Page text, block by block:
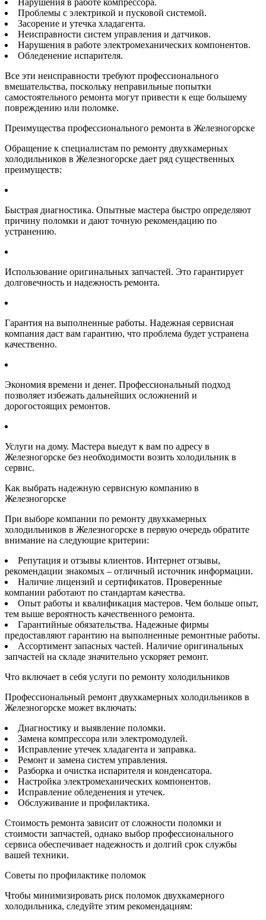
Проблемы с электрикой и пусковой системой.
Засорение и утечка хладагента.
Неисправности систем управления и датчиков.
Нарушения в работе электромеханических компонентов.
Обледенение испарителя.
Все эти неисправности требуют профессионального
вмешательства, поскольку неправильные попытки
самостоятельного ремонта могут привести к еще большему
повреждению или поломке.
Преимущества профессионального ремонта в Железногорске
Обращение к специалистам по ремонту двухкамерных
холодильников в Железногорске дает ряд существенных
преимуществ:
Быстрая диагностика. Опытные мастера быстро определяют
причину поломки и дают точную рекомендацию по
устранению.
Использование оригинальных запчастей. Это гарантирует
долговечность и надежность ремонта.
Гарантия на выполненные работы. Надежная сервисная
компания даст вам гарантию, что проблема будет устранена
качественно.
Экономия времени и денег. Профессиональный подход
позволяет избежать дальнейших осложнений и
дорогостоящих ремонтов.
Услуги на дому. Мастера выедут к вам по адресу в
Железногорске без необходимости возить холодильник в
сервис.
Как выбрать надежную сервисную компанию в
Железногорске
При выборе компании по ремонту двухкамерных
холодильников в Железногорске в первую очередь обратите
внимание на следующие критерии:
Репутация и отзывы клиентов. Интернет отзывы,
рекомендации знакомых – отличный источник информации.
Наличие лицензий и сертификатов. Проверенные
компании работают по стандартам качества.
Опыт работы и квалификация мастеров. Чем больше опыт,
тем выше вероятность качественного ремонта.
Гарантийные обязательства. Надежные фирмы
предоставляют гарантию на выполненные ремонтные работы.
Ассортимент запасных частей. Наличие оригинальных
запчастей на складе значительно ускоряет ремонт.
Что включает в себя услуги по ремонту холодильников
Профессиональный ремонт двухкамерных холодильников в
Железногорске может включать:
Диагностику и выявление поломки.
Замена компрессора или электромодулей.
Исправление утечек хладагента и заправка.
Ремонт и замена систем управления.
Разборка и очистка испарителя и конденсатора.
Настройка электромеханических компонентов.
Исправление обледенения и утечек.
Обслуживание и профилактика.
Стоимость ремонта зависит от сложности поломки и
стоимости запчастей, однако выбор профессионального
сервиса обеспечивает надежность и долгий срок службы
вашей техники.
Советы по профилактике поломок
Чтобы минимизировать риск поломок двухкамерного
холодильника, следуйте этим рекомендациям: